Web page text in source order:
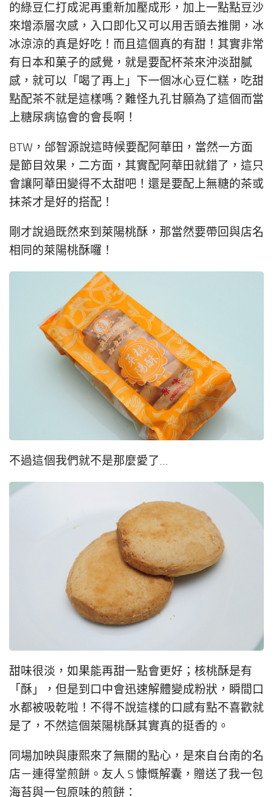
的綠豆仁打成泥再重新加壓成形，加上一點點豆沙
來增添層次感，入口即化又可以用舌頭去推開，冰
冰涼涼的真是好吃！而且這個真的有甜！其實非常
有日本和菓子的感覺，就是要配杯茶來沖淡甜膩
感，就可以「喝了再上」下一個冰心豆仁糕，吃甜
點配茶不就是這樣嗎？難怪九孔甘願為了這個而當
上糖尿病協會的會長啊！
BTW，邰智源說這時候要配阿華田，當然一方面
是節目效果，二方面，其實配阿華田就錯了，這只
會讓阿華田變得不太甜吧！還是要配上無糖的茶或
抹茶才是好的搭配！
剛才說過既然來到萊陽桃酥，那當然要帶回與店名
相同的萊陽桃酥囉！
不過這個我們就不是那麼愛了…
甜味很淡，如果能再甜一點會更好；核桃酥是有
「酥」，但是到口中會迅速解體變成粉狀，瞬間口
水都被吸乾啦！不得不說這樣的口感有點不喜歡就
是了，不然這個萊陽桃酥其實真的挺香的。
同場加映與康熙來了無關的點心，是來自台南的名
店－連得堂煎餅。友人 S 慷慨解囊，贈送了我一包
海苔與一包原味的煎餅：